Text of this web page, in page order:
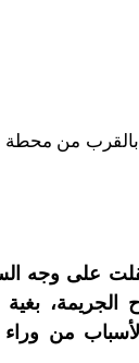
من محطة
على وجه
الجريمة،
من